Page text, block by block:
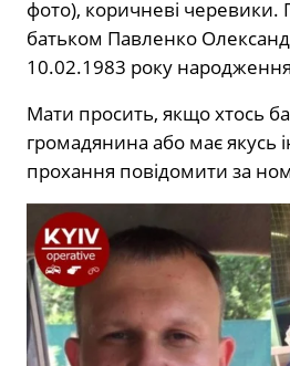
фото), коричневі черевики.
батьком Павленко
10.02.1983 року
Мати просить, якщо хтось
громадянина або має якусь
прохання повідомити за